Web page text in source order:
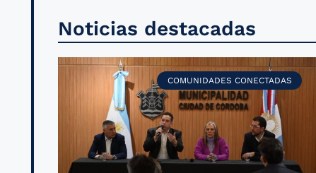
Noticias destacadas
COMUNIDADES CONECTADAS